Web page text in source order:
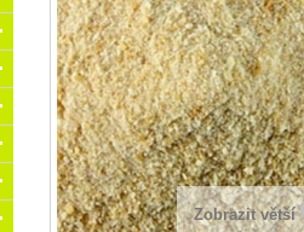
Zobrazit větší